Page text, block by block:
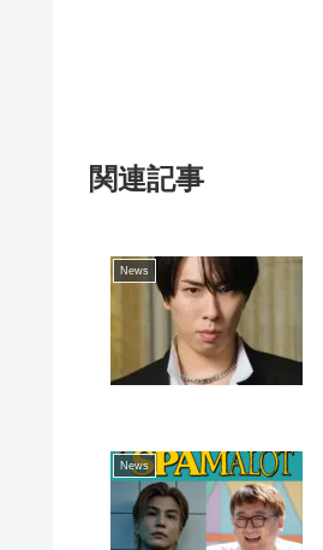
関連記事
News
News